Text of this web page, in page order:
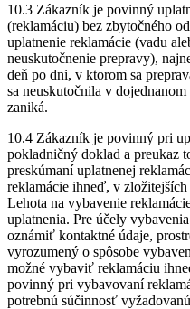
10.3 Zákazník je povinný
(reklamáciu) bez zbytočného
uplatnenie reklamácie (vadu
neuskutočnenie prepravy),
deň po dni, v ktorom sa
sa neuskutočnila v
zaniká.
10.4 Zákazník je povinný pri
pokladničný doklad a preukaz
preskúmaní uplatnenej
reklamácie ihneď, v
Lehota na vybavenie
uplatnenia. Pre účely
oznámiť kontaktné údaje,
vyrozumený o spôsobe
možné vybaviť reklamáciu
povinný pri vybavovaní
potrebnú súčinnosť